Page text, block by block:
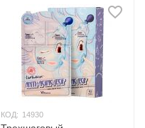
КОД: 14930